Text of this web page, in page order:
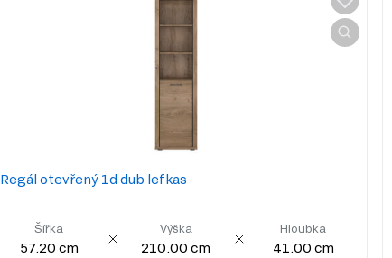
Regál otevřený 1d dub lefkas
Šířka
57.20 cm
Výška
210.00 cm
Hloubka
41.00 cm